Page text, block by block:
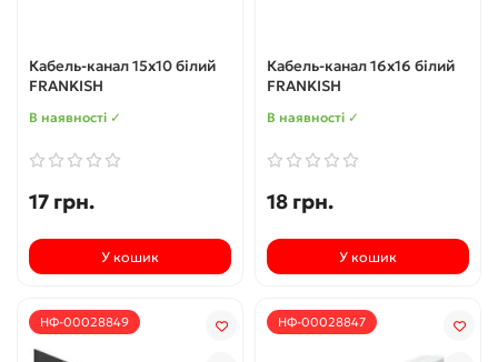
Кабель-канал 15х10 білий
FRANKISH
В наявності ✓
17 грн.
У кошик
Кабель-канал 16х16 білий
FRANKISH
В наявності ✓
18 грн.
У кошик
НФ-00028849 НФ-00028847